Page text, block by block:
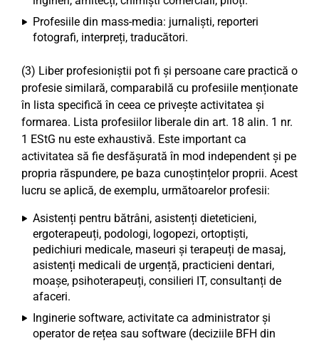
Profesiile din mass-media: jurnaliști, reporteri
fotografi, interpreți, traducători.
(3) Liber profesioniștii pot fi și persoane care practică o
profesie similară, comparabilă cu profesiile menționate
în lista specifică în ceea ce privește activitatea și
formarea. Lista profesiilor liberale din art. 18 alin. 1 nr.
1 EStG nu este exhaustivă. Este important ca
activitatea să fie desfășurată în mod independent și pe
propria răspundere, pe baza cunoștințelor proprii. Acest
lucru se aplică, de exemplu, următoarelor profesii:
Asistenți pentru bătrâni, asistenți dieteticieni,
ergoterapeuți, podologi, logopezi, ortoptiști,
pedichiuri medicale, maseuri și terapeuți de masaj,
asistenți medicali de urgență, practicieni dentari,
moașe, psihoterapeuți, consilieri IT, consultanți de
afaceri.
Inginerie software, activitate ca administrator și
operator de rețea sau software (deciziile BFH din